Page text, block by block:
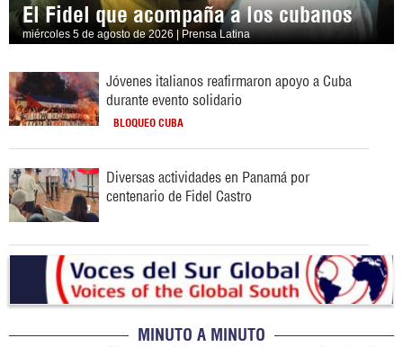
El Fidel que acompaña a los cubanos
miércoles 5 de agosto de 2026 | Prensa Latina
Jóvenes italianos reafirmaron apoyo a Cuba
durante evento solidario
BLOQUEO CUBA
Diversas actividades en Panamá por
centenario de Fidel Castro
MINUTO A MINUTO